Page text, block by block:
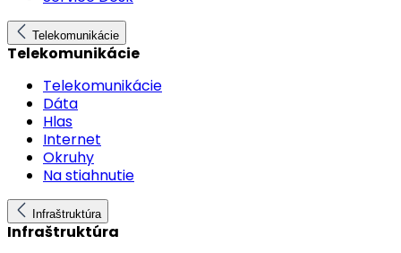
Telekomunikácie
Telekomunikácie
Telekomunikácie
Dáta
Hlas
Internet
Okruhy
Na stiahnutie
Infraštruktúra
Infraštruktúra